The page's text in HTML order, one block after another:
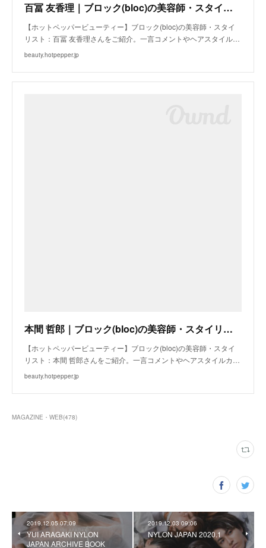
百冨 友香理｜ブロック(bloc)の美容師・スタイリスト｜ホットペッパービューティー
【ホットペッパービューティー】ブロック(bloc)の美容師・スタイ
リスト：百冨 友香理さんをご紹介。一言コメントやヘアスタイル…
beauty.hotpepper.jp
本間 哲郎｜ブロック(bloc)の美容師・スタイリスト｜ホットペッパービューティー
【ホットペッパービューティー】ブロック(bloc)の美容師・スタイ
リスト：本間 哲郎さんをご紹介。一言コメントやヘアスタイルカ…
beauty.hotpepper.jp
MAGAZINE・WEB(478)
2019.12.05 07:09
YUI ARAGAKI NYLON
JAPAN ARCHIVE BOOK
2019.12.03 09:06
NYLON JAPAN 2020.1